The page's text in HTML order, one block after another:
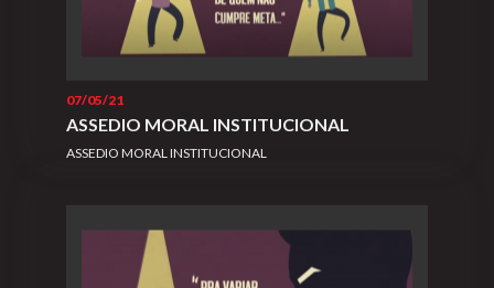
07/05/21
ASSEDIO MORAL INSTITUCIONAL
ASSEDIO MORAL INSTITUCIONAL